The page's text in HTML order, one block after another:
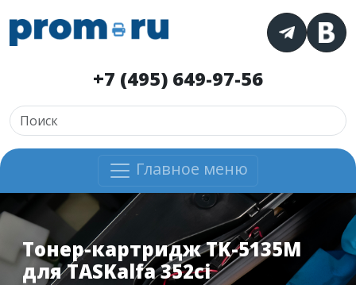
+7 (495) 649-97-56
Главное меню
Тонер-картридж TK-5135M
для TASKalfa 352ci